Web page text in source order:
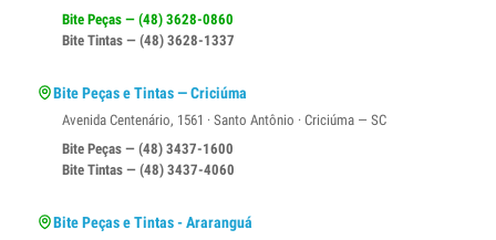
Bite Peças — (48) 3628-0860
Bite Tintas — (48) 3628-1337
Bite Peças e Tintas — Criciúma
Avenida Centenário, 1561 · Santo Antônio · Criciúma — SC
Bite Peças — (48) 3437-1600
Bite Tintas — (48) 3437-4060
Bite Peças e Tintas - Araranguá